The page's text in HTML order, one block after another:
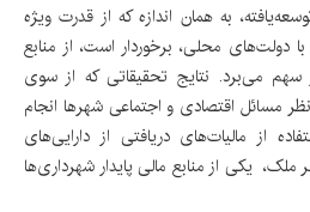
به همان اندازه که از قدرت ویژه
دولت‌های محلی، برخوردار است، از منابع
سهم می‌برد. نتایج تحقیقاتی که از سوی
مسائل اقتصادی و اجتماعی شهرها انجام
از مالیات‌های دریافتی از دارایی‌های
ملک، ‌ یکی از منابع مالی پایدار شهرداری‌ها